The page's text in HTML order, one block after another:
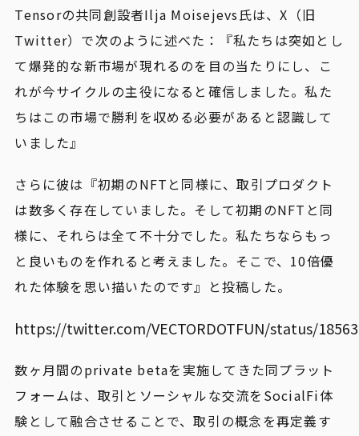
Tensorの共同創設者Ilja Moisejevs氏は、X（旧
Twitter）で次のように述べた：『私たちは突如とし
て爆発的な新市場が現れるのを目の当たりにし、こ
れが今サイクルの主役になると確信しました。私た
ちはこの市場で勝利を収める必要があると認識して
いました』
さらに彼は『初期のNFTと同様に、取引プロダクト
は数多く存在していました。そして初期のNFTと同
様に、それらは全て不十分でした。私たちならもっ
と良いものを作れると考えました。そこで、10倍優
れた体験を思い描いたのです』と投稿した。
https://twitter.com/VECTORDOTFUN/status/
数ヶ月間のprivate betaを実施してきた同プラット
フォームは、取引とソーシャルな交流をSocialFi体
験として融合させることで、取引の概念を再定義す